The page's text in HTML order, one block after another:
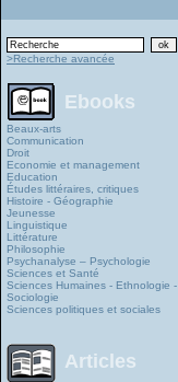
>Recherche avancée
Ebooks
Beaux-arts
Communication
Droit
Economie et management
Education
Études littéraires, critiques
Histoire - Géographie
Jeunesse
Linguistique
Littérature
Philosophie
Psychanalyse – Psychologie
Sciences et Santé
Sciences Humaines - Ethnologie -
Sociologie
Sciences politiques et sociales
Articles